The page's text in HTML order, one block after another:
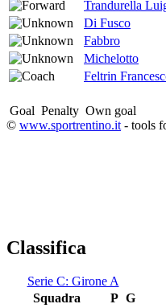
Trandurella
Di Fusco
Fabbro
Michelotto
Feltrin
Goal Penalty Own goal
© www.sportrentino.it - tools
Classifica
Serie C: Girone A
Squadra
P G